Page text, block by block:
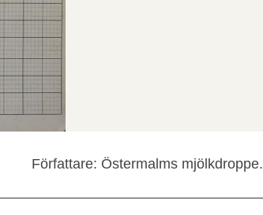
Författare: Östermalms mjölkdroppe.